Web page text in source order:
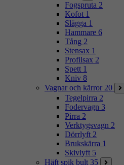
Fogspruta 2
Kofot 1
Slägga 1
Hammare 6
Tång 2
Stensax 1
Profilsax 2
Spett 1
Kniv 8
Vagnar och kärror 20
Tegelpirra 2
Fodervagn 3
Pirra 2
Verktygsvagn 2
Dörrlyft 2
Brukskärra 1
Skivlyft 5
Häft spik bult 35